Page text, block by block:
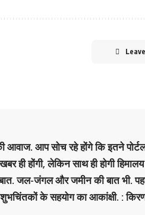
आवाज. आप सोच रहे होंगे कि इतने
ही होंगी, लेकिन साथ ही होगी
जल-जंगल और जमीन की बात भी.
के सहयोग का आकांक्षी. : किरण